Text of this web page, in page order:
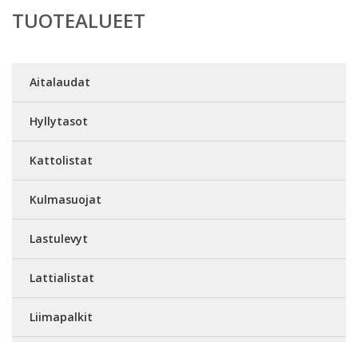
TUOTEALUEET
Aitalaudat
Hyllytasot
Kattolistat
Kulmasuojat
Lastulevyt
Lattialistat
Liimapalkit